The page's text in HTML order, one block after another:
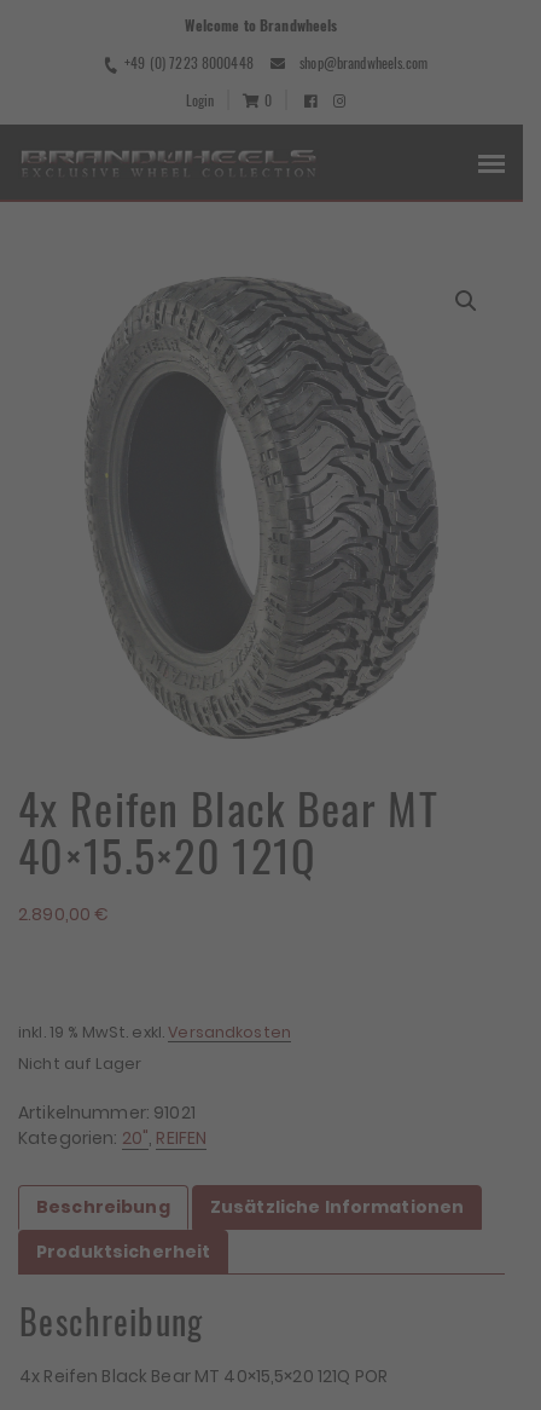
Welcome to Brandwheels
+49 (0) 7223 8000448
shop@brandwheels.com
Login
0
4x Reifen Black Bear MT
40×15.5×20 121Q
2.890,00 €
inkl. 19 % MwSt. exkl.Versandkosten
Nicht auf Lager
Artikelnummer: 91021
Kategorien: 20", REIFEN
Beschreibung
Zusätzliche Informationen
Produktsicherheit
Beschreibung
4x Reifen Black Bear MT 40×15,5×20 121Q POR